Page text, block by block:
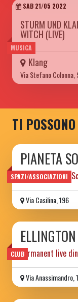
MUSICA
SAB 21/05 2022
STURM UND
WITCH (LIVE)
Klang
Via Stefano Colonna,
TI
SPAZI/ASSOCIAZIONI
PIANETA
Spazio sociale e
Via Casilina, 196
CLUBpermanent live
Via Anassimandro,